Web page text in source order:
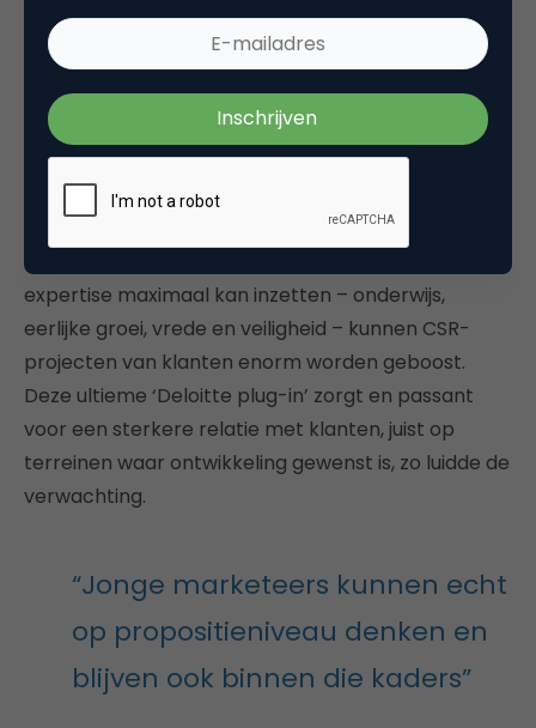
en middelen vrijmaakt voor projecten die het
‘grotere geheel’ dienen, loopt tegen het
herkenbare probleem aan dat de aanjager achter
al dat maatschappelijk engagement intern afwezig
is of weinig verschil kan maken. Door juist samen
met klanten aan projecten te werken, kunnen
nieuwe en grotere doelstellingen worden bereikt.
Door te focussen op terreinen waar Deloitte zijn
expertise maximaal kan inzetten – onderwijs,
eerlijke groei, vrede en veiligheid – kunnen CSR-
projecten van klanten enorm worden geboost.
Deze ultieme ‘Deloitte plug-in’ zorgt en passant
voor een sterkere relatie met klanten, juist op
terreinen waar ontwikkeling gewenst is, zo luidde de
verwachting.
“Jonge marketeers kunnen echt
op propositieniveau denken en
blijven ook binnen die kaders”